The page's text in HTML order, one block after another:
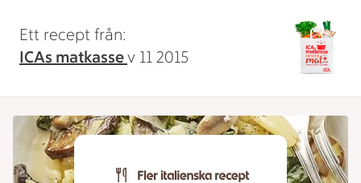
Ett recept från:
ICAs matkassev 11 2015